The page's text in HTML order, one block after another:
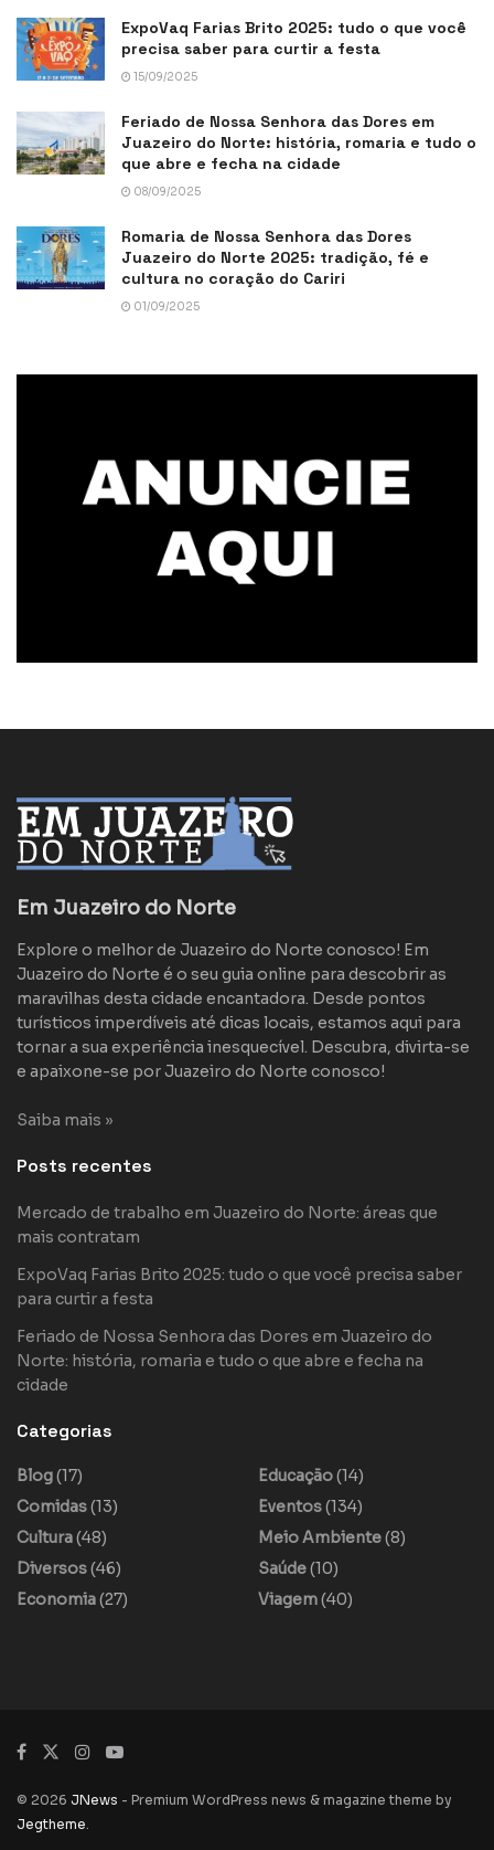
ExpoVaq Farias Brito 2025: tudo o que você
precisa saber para curtir a festa
15/09/2025
Feriado de Nossa Senhora das Dores em
Juazeiro do Norte: história, romaria e tudo o
que abre e fecha na cidade
08/09/2025
Romaria de Nossa Senhora das Dores
Juazeiro do Norte 2025: tradição, fé e
cultura no coração do Cariri
01/09/2025
Em Juazeiro do Norte
Explore o melhor de Juazeiro do Norte conosco! Em
Juazeiro do Norte é o seu guia online para descobrir as
maravilhas desta cidade encantadora. Desde pontos
turísticos imperdíveis até dicas locais, estamos aqui para
tornar a sua experiência inesquecível. Descubra, divirta-se
e apaixone-se por Juazeiro do Norte conosco!
Saiba mais »
Posts recentes
Mercado de trabalho em Juazeiro do Norte: áreas que
mais contratam
ExpoVaq Farias Brito 2025: tudo o que você precisa saber
para curtir a festa
Feriado de Nossa Senhora das Dores em Juazeiro do
Norte: história, romaria e tudo o que abre e fecha na
cidade
Categorias
Blog(17)
Comidas(13)
Cultura(48)
Diversos(46)
Economia(27)
Educação(14)
Eventos(134)
Meio Ambiente(8)
Saúde(10)
Viagem(40)
© 2026 JNews - Premium WordPress news & magazine theme by
Jegtheme.